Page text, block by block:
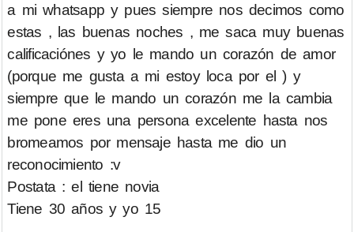
a mi whatsapp y pues siempre nos decimos como
estas , las buenas noches , me saca muy buenas
calificaciónes y yo le mando un corazón de amor
(porque me gusta a mi estoy loca por el ) y
siempre que le mando un corazón me la cambia
me pone eres una persona excelente hasta nos
bromeamos por mensaje hasta me dio un
reconocimiento :v
Postata : el tiene novia
Tiene 30 años y yo 15